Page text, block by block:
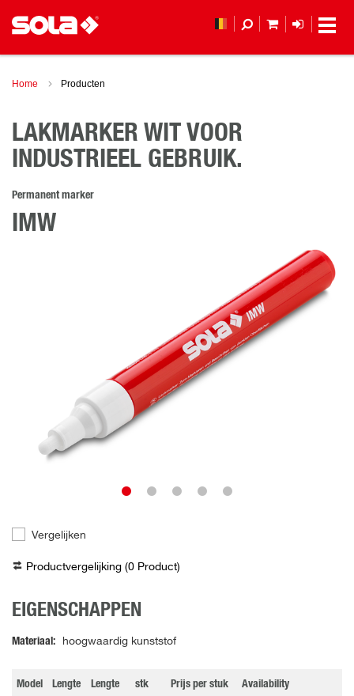
Home Producten
LAKMARKER WIT VOOR
INDUSTRIEEL GEBRUIK.
Permanent marker
IMW
Vergelijken
Productvergelijking (0 Product)
EIGENSCHAPPEN
Materiaal hoogwaardig kunststof
Model Lengte Lengte stk Prijs per stuk Availability
MIJN LOGIN